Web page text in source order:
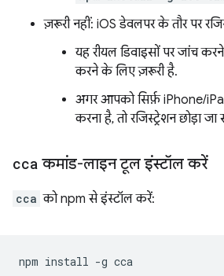
ज़रूरी नहीं: iOS डेवलपर के तौर पर
यह रीयल डिवाइसों पर जांच
करने के लिए ज़रूरी है.
अगर आपको सिर्फ़ iPhone/
करना है, तो रजिस्ट्रेशन छोड़ा
cca कमांड-लाइन टूल इंस्टॉल करें
cca को npm से इंस्टॉल करें:
npm install -g